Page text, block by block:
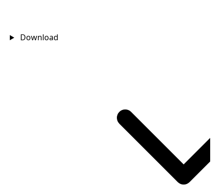
Download